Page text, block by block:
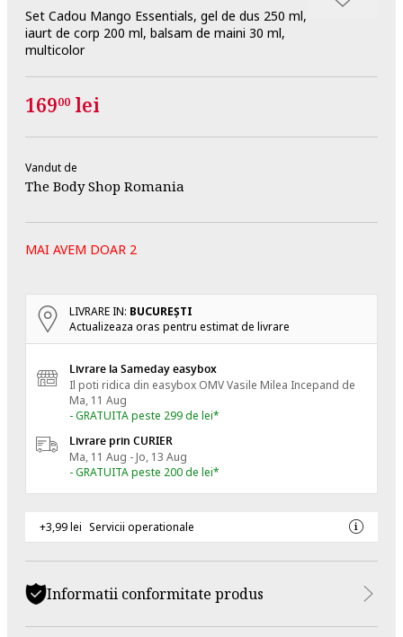
Set Cadou Mango Essentials, gel de dus 250 ml,
iaurt de corp 200 ml, balsam de maini 30 ml,
multicolor
16900 lei
Vandut de
The Body Shop Romania
MAI AVEM DOAR 2
LIVRARE IN: BUCUREŞTI
Actualizeaza oras pentru estimat de livrare
Livrare la Sameday easybox
Il poti ridica din easybox OMV Vasile Milea Incepand de
Ma, 11 Aug
- GRATUITA peste 299 de lei*
Livrare prin CURIER
Ma, 11 Aug - Jo, 13 Aug
- GRATUITA peste 200 de lei*
+3,99 lei Servicii operationale
Informatii conformitate produs